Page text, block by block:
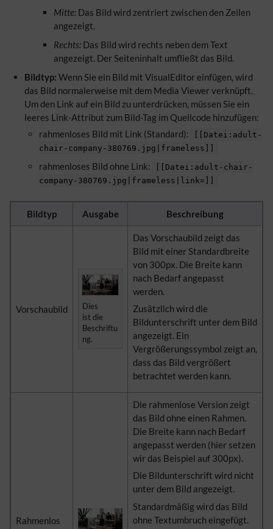
Mitte: Das Bild wird zentriert zwischen den Zeilen
angezeigt.
Rechts: Das Bild wird rechts neben dem Text
angezeigt. Der Seiteninhalt umfließt das Bild.
Bildtyp: Wenn Sie ein Bild mit VisualEditor einfügen, wird
das Bild normalerweise mit dem Media Viewer verknüpft.
Um den Link auf ein Bild zu unterdrücken, müssen Sie ein
leeres Link-Attribut zum Bild-Tag im Quellcode hinzufügen:
rahmenloses Bild mit Link (Standard):
[[Datei:adult-
chair-company-380769.jpg|frameless]]
rahmenloses Bild ohne Link:
[[Datei:adult-chair-
company-380769.jpg|frameless|link=]]
Bildtyp Ausgabe Beschreibung
Vorschaubild
Dies
ist die
Beschriftu
ng.
Das Vorschaubild zeigt das
Bild mit einer Standardbreite
von 300px. Die Breite kann
nach Bedarf angepasst
werden.
Zusätzlich wird die
Bildunterschrift unter dem Bild
angezeigt. Ein
Vergrößerungssymbol zeigt an,
dass das Bild vergrößert
betrachtet werden kann.
Rahmenlos
Die rahmenlose Version zeigt
das Bild ohne einen Rahmen.
Die Breite kann nach Bedarf
angepasst werden (hier setzen
wir das Beispiel auf 300px).
Die Bildunterschrift wird nicht
unter dem Bild angezeigt.
Standardmäßig wird das Bild
ohne Textumbruch eingefügt.